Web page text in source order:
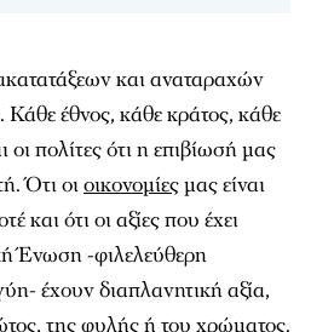
και αναταραχών
. Κάθε έθνος, κάθε κράτος, κάθε
οι πολίτες ότι η επιβίωσή μας
Ότι οιοικονομίεςμας είναι
και ότι οι αξίες που έχει
Ένωση -φιλελεύθερη
έχουν διαπλανητική αξία,
της φυλής ή του χρώματος.